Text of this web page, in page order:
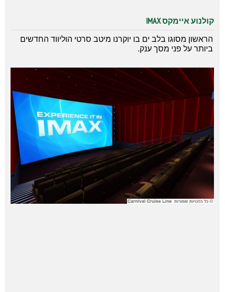
קולנוע איימקס IMAX
הראשון מסוגו בלב ים בו יוקרנו מיטב סרטי הוליווד החדשים
ביותר על פני מסך ענק.